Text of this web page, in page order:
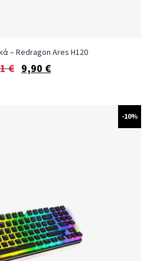
– Redragon Ares H120
€ 9,90 €
-10%